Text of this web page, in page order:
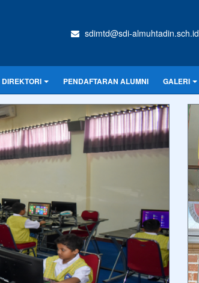
sdimtd@sdi-almuhtadin.sch.id
DIREKTORI PENDAFTARAN ALUMNI GALERI